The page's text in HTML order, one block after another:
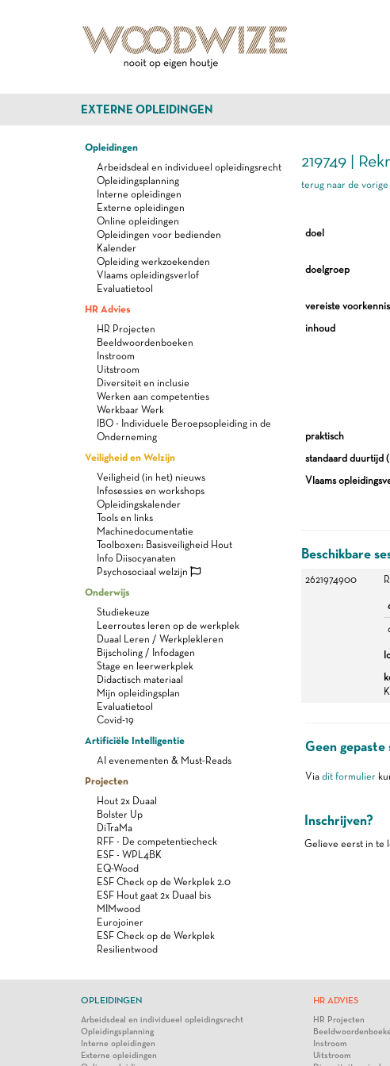
EXTERNE OPLEIDINGEN
Opleidingen
Arbeidsdeal en individueel opleidingsrecht
Opleidingsplanning
Interne opleidingen
Externe opleidingen
Online opleidingen
Opleidingen voor bedienden
Kalender
Opleiding werkzoekenden
Vlaams opleidingsverlof
Evaluatietool
HR Advies
HR Projecten
Beeldwoordenboeken
Instroom
Uitstroom
Diversiteit en inclusie
Werken aan competenties
Werkbaar Werk
IBO - Individuele Beroepsopleiding in de
Onderneming
Veiligheid en Welzijn
Veiligheid (in het) nieuws
Infosessies en workshops
Opleidingskalender
Tools en links
Machinedocumentatie
Toolboxen: Basisveiligheid Hout
Info Diisocyanaten
Psychosociaal welzijn
Onderwijs
Studiekeuze
Leerroutes leren op de werkplek
Duaal Leren / Werkplekleren
Bijscholing / Infodagen
Stage en leerwerkplek
Didactisch materiaal
Mijn opleidingsplan
Evaluatietool
Covid-19
Artificiële Intelligentie
AI evenementen & Must-Reads
Projecten
Hout 2x Duaal
Bolster Up
DiTraMa
RFF - De competentiecheck
ESF - WPL4BK
EQ-Wood
ESF Check op de Werkplek 2.0
ESF Hout gaat 2x Duaal bis
MIMwood
Eurojoiner
ESF Check op de Werkplek
Resilientwood
219749 |
terug naar de vorige
doel
doelgroep
vereiste voorkennis
inhoud
praktisch
standaard duurtijd
Vlaams
Beschikbare
2621974900
Geen gepaste
Via dit formulier
Inschrijven?
Gelieve eerst in te
OPLEIDINGEN
Arbeidsdeal en individueel opleidingsrecht
Opleidingsplanning
Interne opleidingen
Externe opleidingen
HR ADVIES
HR Projecten
Instroom
Uitstroom